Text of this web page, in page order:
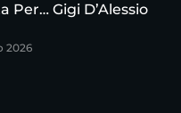
Per… Gigi D’Alessio
2026